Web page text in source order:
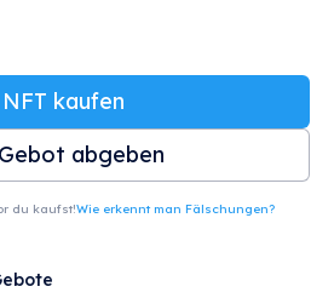
NFT kaufen
abgeben
du kaufst!Wie erkennt man Fälschungen?